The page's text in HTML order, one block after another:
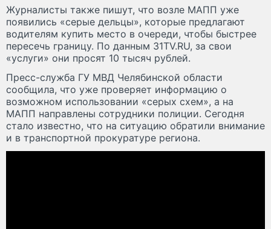
Журналисты также пишут, что возле МАПП уже
появились «серые дельцы», которые предлагают
водителям купить место в очереди, чтобы быстрее
пересечь границу. По данным 31TV.RU, за свои
«услуги» они просят 10 тысяч рублей.
Пресс-служба ГУ МВД Челябинской области
сообщила, что уже проверяет информацию о
возможном использовании «серых схем», а на
МАПП направлены сотрудники полиции. Сегодня
стало известно, что на ситуацию обратили внимание
и в транспортной прокуратуре региона.